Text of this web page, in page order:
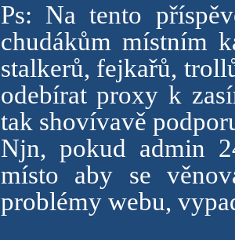
Ps: Na tento
chudákům místním
stalkerů, fejkařů,
odebírat proxy k
tak shovívavě
Njn, pokud admin
místo aby se
problémy webu,